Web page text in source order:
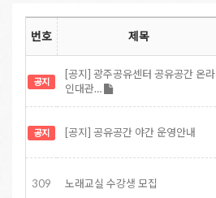
번호 제목
공지
[공지] 광주공유센터 공유공간 온라
인대관…
공지 [공지] 공유공간 야간 운영안내
309 노래교실 수강생 모집